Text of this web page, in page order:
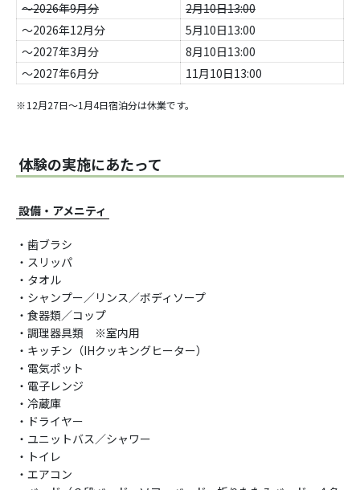
～2026年9月分
2月10日13:00
～2026年12月分
5月10日13:00
～2027年3月分
8月10日13:00
～2027年6月分
11月10日13:00
12月27日～1月4日宿泊分は休業です。
体験の実施にあたって
設備・アメニティ
・歯ブラシ
・スリッパ
・タオル
・シャンプー／リンス／ボディソープ
・食器類／コップ
・調理器具類 ※室内用
・キッチン（IHクッキングヒーター）
・電気ポット
・電子レンジ
・冷蔵庫
・ドライヤー
・ユニットバス／シャワー
・トイレ
・エアコン